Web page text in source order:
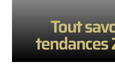
Tout
tendances